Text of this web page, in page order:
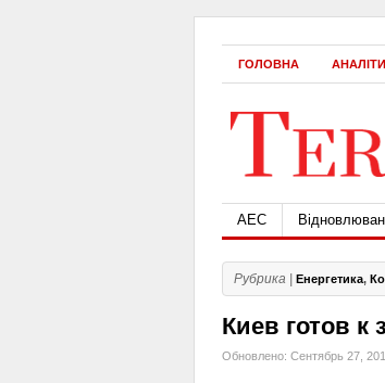
ГОЛОВНА
АЕС
Рубрика | Енергетика,
Киев готов к
Обновлено: Сентябрь 27,